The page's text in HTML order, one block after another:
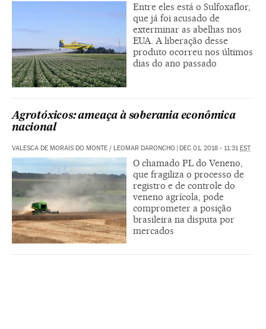
Entre eles está o Sulfoxaflor,
que já foi acusado de
exterminar as abelhas nos
EUA. A liberação desse
produto ocorreu nos últimos
dias do ano passado
Agrotóxicos: ameaça à soberania econômica
nacional
VALESCA DE MORAIS DO MONTE / LEOMAR DARONCHO | DEC 01, 2018 - 11:31EST
O chamado PL do Veneno,
que fragiliza o processo de
registro e de controle do
veneno agrícola, pode
comprometer a posição
brasileira na disputa por
mercados